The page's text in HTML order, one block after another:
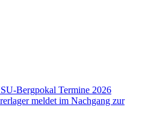
Bergpokal Termine 2026
meldet im Nachgang zur